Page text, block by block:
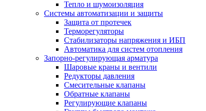
Тепло и шумоизоляция
Системы автоматизации и защиты
Защита от протечек
Терморегуляторы
Стабилизаторы напряжения и ИБП
Автоматика для систем отопления
Запорно-регулирующая арматура
Шаровые краны и вентили
Редукторы давления
Смесительные клапаны
Обратные клапаны
Регулирующие клапаны